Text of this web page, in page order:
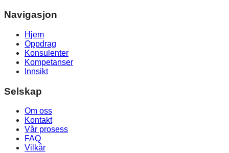
Navigasjon
Hjem
Oppdrag
Konsulenter
Kompetanser
Innsikt
Selskap
Om oss
Kontakt
Vår prosess
FAQ
Vilkår